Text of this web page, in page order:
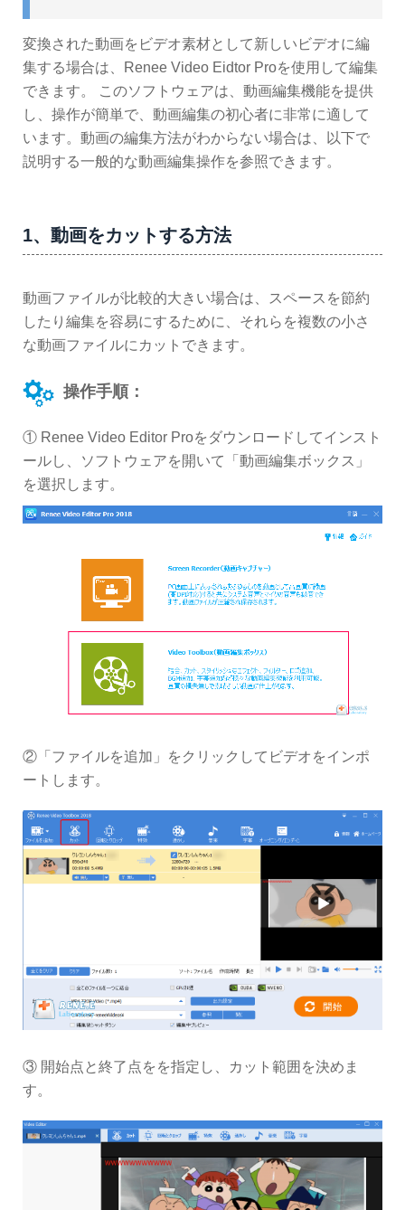
変換された動画をビデオ素材として新しいビデオに編
集する場合は、Renee Video Eidtor Proを使用して編集
できます。 このソフトウェアは、動画編集機能を提供
し、操作が簡単で、動画編集の初心者に非常に適して
います。動画の編集方法がわからない場合は、以下で
説明する一般的な動画編集操作を参照できます。
1、動画をカットする方法
動画ファイルが比較的大きい場合は、スペースを節約
したり編集を容易にするために、それらを複数の小さ
な動画ファイルにカットできます。
操作手順：
① Renee Video Editor Proをダウンロードしてインスト
ールし、ソフトウェアを開いて「動画編集ボックス」
を選択します。
②「ファイルを追加」をクリックしてビデオをインポ
ートします。
③ 開始点と終了点をを指定し、カット範囲を決めま
す。